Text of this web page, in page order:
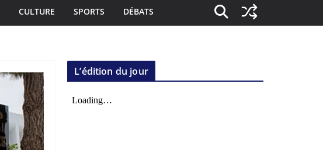
CULTURE SPORTS DÉBATS
L’édition du jour